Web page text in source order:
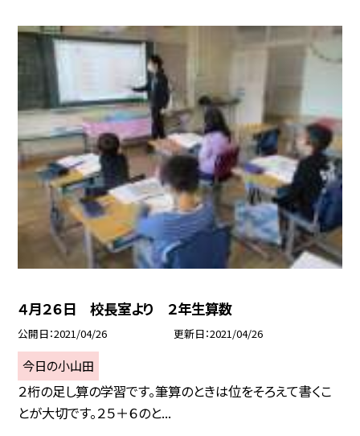
４月２６日 校長室より ２年生算数
公開日 2021/04/26 更新日 2021/04/26
今日の小山田
２桁の足し算の学習です。筆算のときは位をそろえて書くこ
とが大切です。２５＋６のと...